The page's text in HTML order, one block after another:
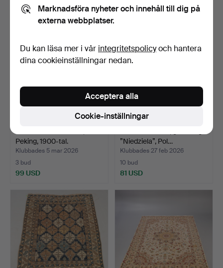
93 USD 463 USD
Peking, 1900-tal.
Klubbades 5 mar 2026
3 bud
99 USD
”Niedziela”, Pol…
Klubbades 27 feb 2026
10 bud
81 USD
Marknadsföra nyheter och innehåll till dig på
externa webbplatser.
Du kan läsa mer i vår integritetspolicyoch hantera
dina cookieinställningar nedan.
Cookie-inställningar
Acceptera alla